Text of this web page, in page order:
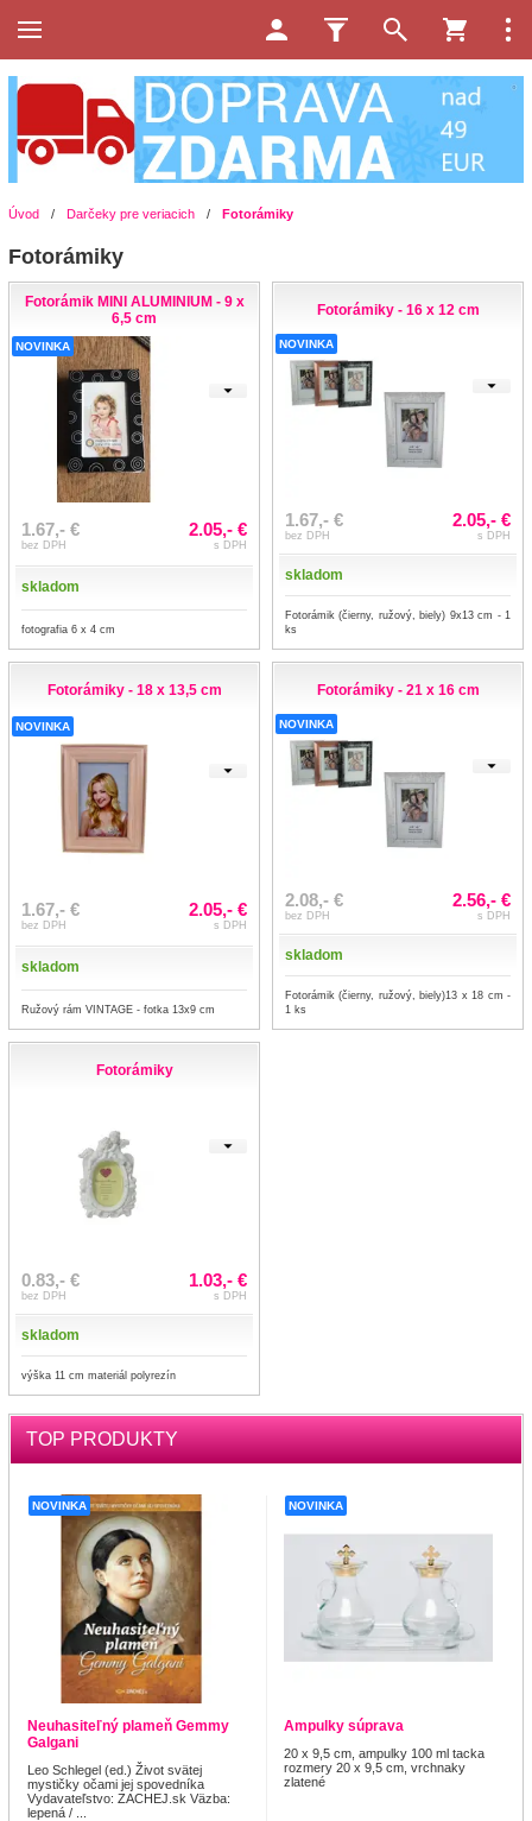
Úvod / Darčeky pre veriacich / Fotorámiky
Fotorámiky
Fotorámik MINI ALUMINIUM - 9 x
6,5 cm
NOVINKA
1.67,- €
bez DPH
2.05,- €
s DPH
skladom
fotografia 6 x 4 cm
Fotorámiky - 16 x 12 cm
NOVINKA
1.67,- €
bez DPH
2.05,- €
s DPH
skladom
Fotorámik (čierny, ružový, biely) 9x13 cm - 1
ks
Fotorámiky - 18 x 13,5 cm
NOVINKA
1.67,- €
bez DPH
2.05,- €
s DPH
skladom
Ružový rám VINTAGE - fotka 13x9 cm
Fotorámiky - 21 x 16 cm
NOVINKA
2.08,- €
bez DPH
2.56,- €
s DPH
skladom
Fotorámik (čierny, ružový, biely)13 x 18 cm -
1 ks
Fotorámiky
0.83,- €
bez DPH
1.03,- €
s DPH
skladom
výška 11 cm materiál polyrezín
TOP PRODUKTY
NOVINKA
Neuhasiteľný plameň Gemmy
Galgani
Leo Schlegel (ed.) Život svätej
mystičky očami jej spovedníka
Vydavateľstvo: ZACHEJ.sk Väzba:
lepená / ...
NOVINKA
Ampulky súprava
20 x 9,5 cm, ampulky 100 ml tacka
rozmery 20 x 9,5 cm, vrchnaky
zlatené